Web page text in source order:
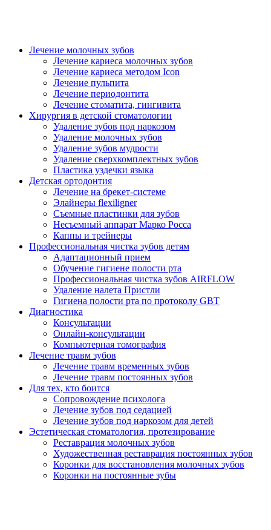
Лечение молочных зубов
Лечение кариеса молочных зубов
Лечение кариеса методом Icon
Лечение пульпита
Лечение периодонтита
Лечение стоматита, гингивита
Хирургия в детской стоматологии
Удаление зубов под наркозом
Удаление молочных зубов
Удаление зубов мудрости
Удаление сверхкомплектных зубов
Пластика уздечки языка
Детская ортодонтия
Лечение на брекет-системе
Элайнеры flexiligner
Съемные пластинки для зубов
Несъемный аппарат Марко Росса
Каппы и трейнеры
Профессиональная чистка зубов детям
Адаптационный прием
Обучение гигиене полости рта
Профессиональная чистка зубов AIRFLOW
Удаление налета Пристли
Гигиена полости рта по протоколу GBT
Диагностика
Консультации
Онлайн-консультации
Компьютерная томография
Лечение травм зубов
Лечение травм временных зубов
Лечение травм постоянных зубов
Для тех, кто боится
Сопровождение психолога
Лечение зубов под седацией
Лечение зубов под наркозом для детей
Эстетическая стоматология, протезирование
Реставрация молочных зубов
Художественная реставрация постоянных зубов
Коронки для восстановления молочных зубов
Коронки на постоянные зубы